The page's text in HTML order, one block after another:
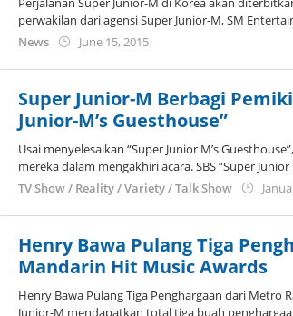
perwakilan dari agensi Super Junior-M, SM
News
June 15, 2015by
Super Junior-M Berbagi
Junior-M’s Guesthouse”
Usai menyelesaikan “Super Junior M’s
mereka dalam mengakhiri acara. SBS “Super
TV Show / Reality / Variety / Talk Show
Henry Bawa Pulang Tiga
Mandarin Hit Music Awards
Henry Bawa Pulang Tiga Penghargaan dari Metro
Junior-M mendapatkan total tiga buah